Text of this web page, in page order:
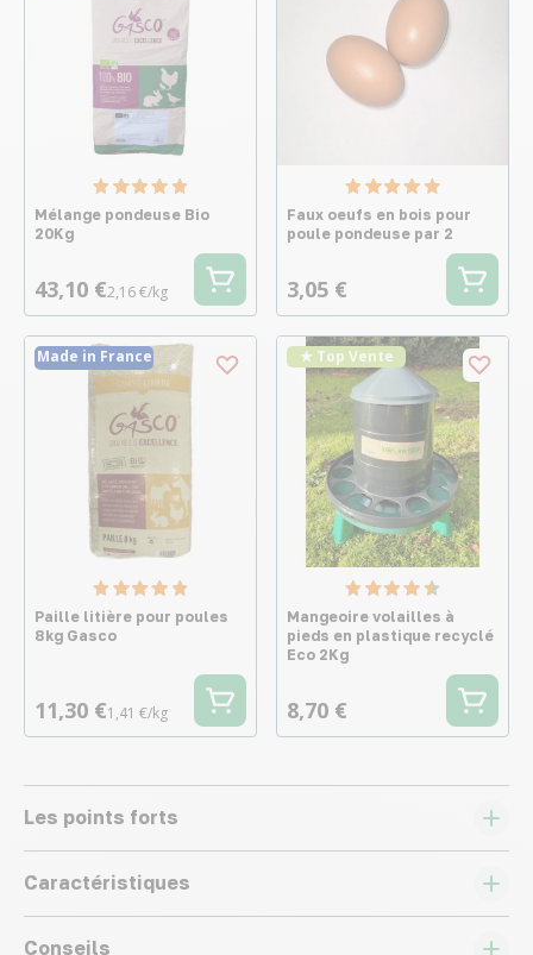
Mélange pondeuse Bio
20Kg
43,10 €2,16 €/kg
Faux oeufs en bois pour
poule pondeuse par 2
3,05 €
Made in France
Paille litière pour poules
8kg Gasco
11,30 €1,41 €/kg
★ Top Vente
Mangeoire volailles à
pieds en plastique recyclé
Eco 2Kg
8,70 €
Les points forts
Caractéristiques
Conseils